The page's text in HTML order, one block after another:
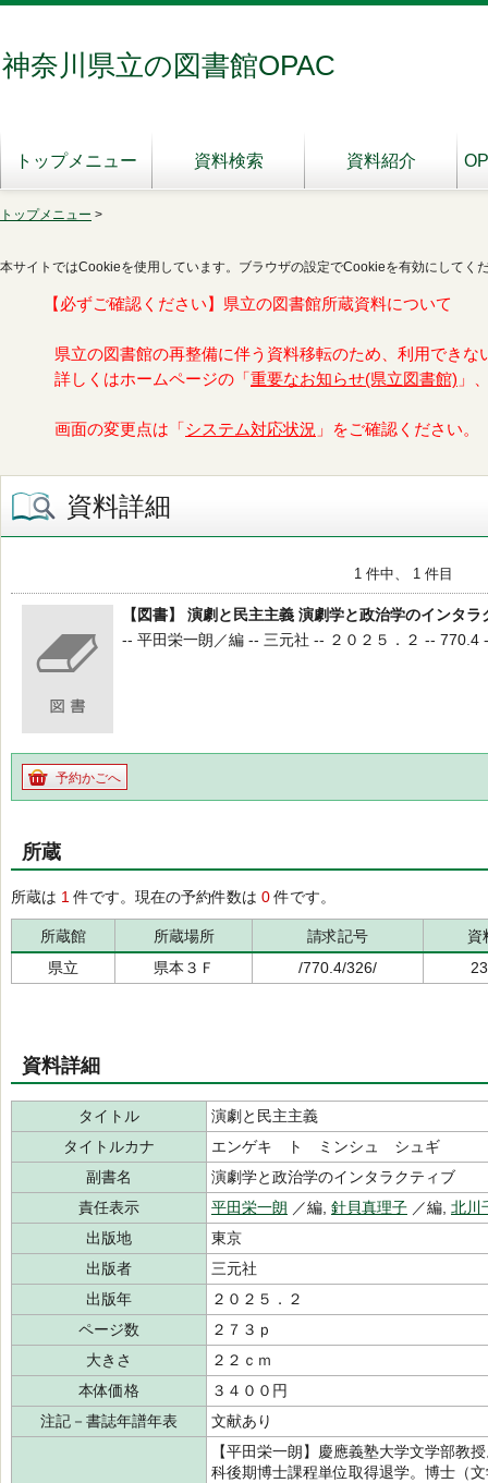
神奈川県立の図書館OPAC
トップメニュー 資料検索 資料紹介
トップメニュー >
本サイトではCookieを使用しています。ブラウザの設定でCookieを有効にしてく
【必ずご確認ください】県立の図書館所蔵資料について
県立の図書館の再整備に伴う資料移転のため、利用できな
詳しくはホームページの「 重要なお知らせ(県立図書館) 」
画面の変更点は「 システム対応状況 」をご確認ください。
資料詳細
1 件中、 1 件目
【図書】 演劇と民主主義 演劇学と政治学のインタラ
-- 平田栄一朗／編 -- 三元社 -- ２０２５．２ -- 770.4
予約かごへ
所蔵
所蔵は 1 件です。現在の予約件数は 0件です。
所蔵館 所蔵場所 請求記号
資
県立
県本３Ｆ /770.4/326/
資料詳細
タイトル
演劇と民主主義
タイトルカナ
エンゲキ ト ミンシュ シュギ
副書名
演劇学と政治学のインタラクティブ
責任表示
平田栄一朗 ／編, 針貝真理子 ／編, 北川
出版地
東京
出版者
三元社
出版年
２０２５．２
ページ数
２７３ｐ
大きさ
２２ｃｍ
本体価格
３４００円
注記－書誌年譜年表
文献あり
【平田栄一朗】慶應義塾大学文学部教
科後期博士課程単位取得退学。博士（